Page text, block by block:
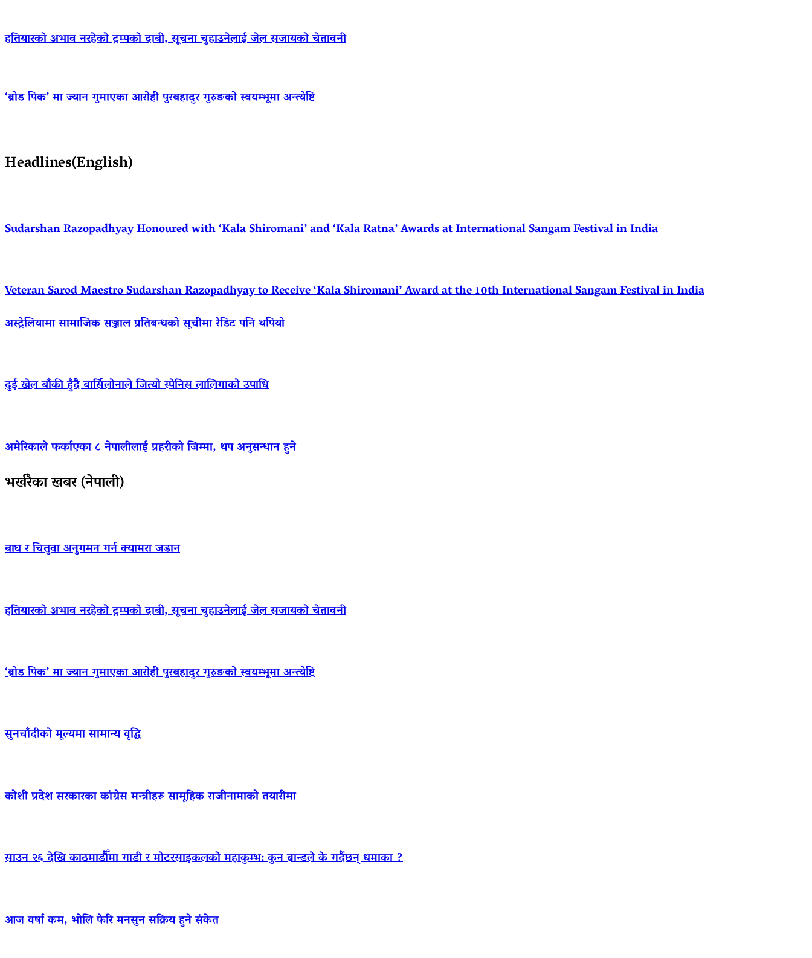
हतियारको अभाव नरहेको ट्रम्पको दाबी, सूचना चुहाउनेलाई जेल सजायको चेतावनी
‘ब्रोड पिक’ मा ज्यान गुमाएका आराेही पुरबहादुर गुरुङको स्वयम्भूमा अन्त्येष्टि
Headlines(English)
Sudarshan Razopadhyay Honoured with ‘Kala Shiromani’ and ‘Kala Ratna’ Awards at International Sangam Festival in India
Veteran Sarod Maestro Sudarshan Razopadhyay to Receive ‘Kala Shiromani’ Award at the 10th International Sangam Festival in India
अस्ट्रेलियामा सामाजिक सञ्जाल प्रतिबन्धको सूचीमा रेडिट पनि थपियो
दुई खेल बाँकी हुँदै बार्सिलोनाले जित्यो स्पेनिस लालिगाको उपाधि
अमेरिकाले फर्काएका ८ नेपालीलाई प्रहरीको जिम्मा, थप अनुसन्धान हुने
भर्खरैका खबर (नेपाली)
बाघ र चितुवा अनुगमन गर्न क्यामरा जडान
हतियारको अभाव नरहेको ट्रम्पको दाबी, सूचना चुहाउनेलाई जेल सजायको चेतावनी
‘ब्रोड पिक’ मा ज्यान गुमाएका आराेही पुरबहादुर गुरुङको स्वयम्भूमा अन्त्येष्टि
सुनचाँदीको मूल्यमा सामान्य वृद्धि
कोशी प्रदेश सरकारका कांग्रेस मन्त्रीहरू सामूहिक राजीनामाको तयारीमा
साउन २६ देखि काठमाडौँमा गाडी र मोटरसाइकलको महाकुम्भ: कुन ब्रान्डले के गर्दैछन् धमाका ?
आज वर्षा कम, भोलि फेरि मनसुन सक्रिय हुने संकेत